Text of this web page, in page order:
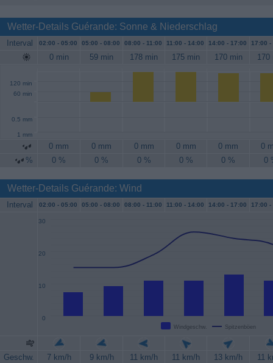
Wetter-Details Guérande: Sonne & Niederschlag
Interval 02:00 - 05:00 05:00 - 08:00 08:00 - 11:00 11:00 - 14:00 14:00 - 17:00 17:00 -
0 min 59 min 178 min 175 min 170 min 170
60 min
120 min
0.5 mm
1 mm
0 mm 0 mm 0 mm 0 mm 0 mm
0
%
0 % 0 % 0 % 0 % 0 % 0
Wetter-Details Guérande: Wind
Interval 02:00 - 05:00 05:00 - 08:00 08:00 - 11:00 11:00 - 14:00 14:00 - 17:00 17:00 -
Windgeschw. Spitzenböen
0
10
20
30
Geschw. 7 km/h 9 km/h 11 km/h 11 km/h 13 km/h
11